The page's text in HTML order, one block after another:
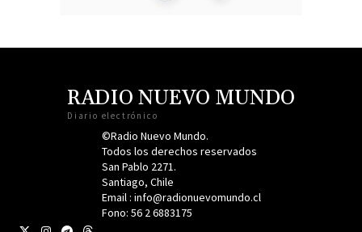
RADIO NUEVO MUNDO
Diario electrónico
©Radio Nuevo Mundo.
Todos los derechos reservados
San Pablo 2271.
Santiago, Chile
Email : info@radionuevomundo.cl
Fono: 56 2 6883175